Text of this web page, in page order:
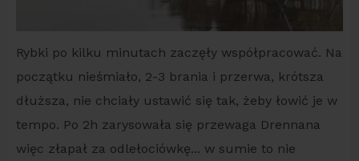
Rybki po kilku minutach zaczęły współpracować. Na
początku nieśmiało, 2-3 brania i przerwa, krótsza
dłuższa, nie chciały ustawić się tak, żeby łowić je w
tempo. Po 2h zarysowała się przewaga Drennana
więc złapał za odlełociówkę... w sumie to nie